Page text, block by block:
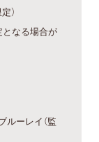
）
となる場合が
ーレイ（監